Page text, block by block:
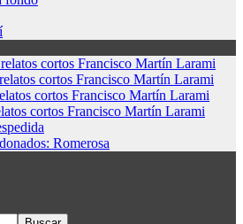
cortos Francisco Martín Larami
cortos Francisco Martín Larami
cortos Francisco Martín Larami
cortos Francisco Martín Larami
Romerosa